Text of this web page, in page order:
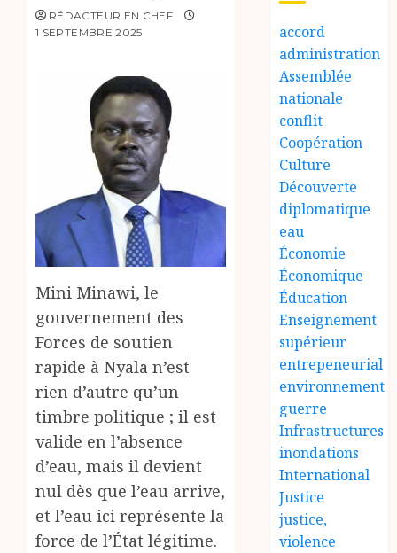
RÉDACTEUR EN CHEF
1 SEPTEMBRE 2025
Mini Minawi, le
gouvernement des
Forces de soutien
rapide à Nyala n’est
rien d’autre qu’un
timbre politique ; il est
valide en l’absence
d’eau, mais il devient
nul dès que l’eau arrive,
et l’eau ici représente la
force de l’État légitime.
accord
administration
Assemblée
nationale
conflit
Coopération
Culture
Découverte
diplomatique
eau
Économie
Économique
Éducation
Enseignement
supérieur
entrepeneurial
environnement
guerre
Infrastructures
inondations
International
Justice
justice,
violence